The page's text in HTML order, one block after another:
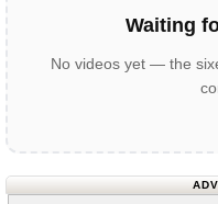
Waiting
No videos yet — the